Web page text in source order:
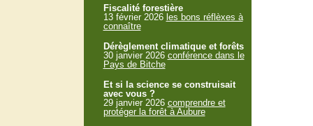
Fiscalité forestière
13 février 2026 les bons réflèxes à
connaître
Dérèglement climatique et forêts
30 janvier 2026 conférence dans le
Pays de Bitche
Et si la science se construisait
avec vous ?
29 janvier 2026 comprendre et
protéger la forêt à Aubure